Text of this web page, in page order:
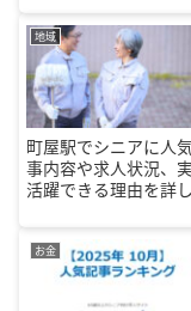
地域
町屋駅でシニアに人
事内容や求人状況、
活躍できる理由を詳
お金